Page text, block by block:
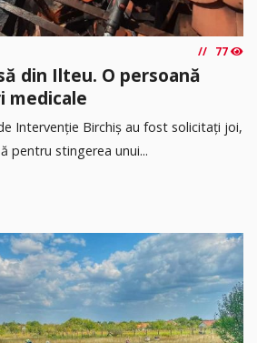
77
din Ilteu. O persoană
medicale
Intervenție Birchiș au fost solicitați joi,
pentru stingerea unui...